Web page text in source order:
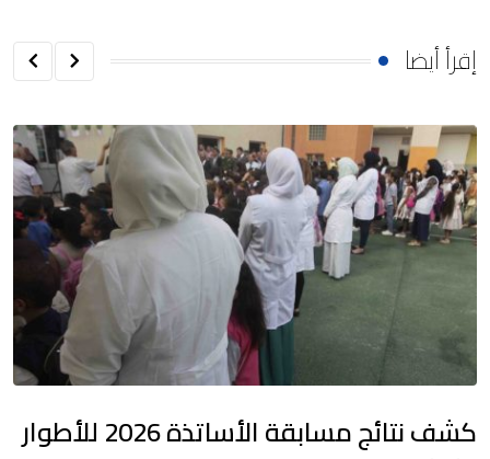
إقرأ أيضا
كشف نتائج مسابقة الأساتذة 2026 للأطوار